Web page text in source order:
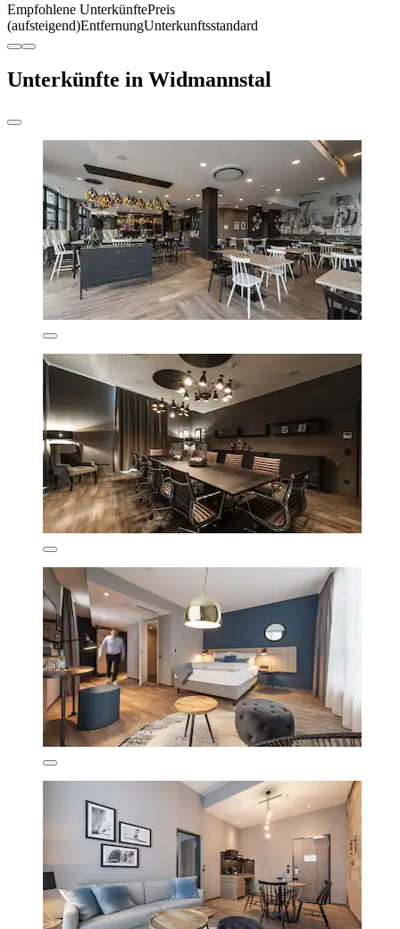
Empfohlene UnterkünftePreis
(aufsteigend)EntfernungUnterkunftsstandard
Unterkünfte in Widmannstal